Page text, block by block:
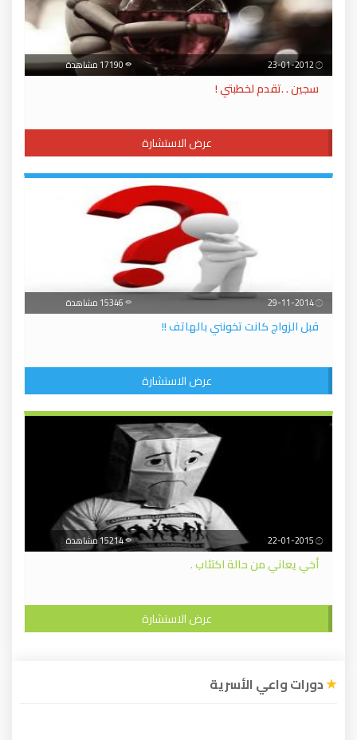
سجين . .تقدم لخطبتي !
عرض الاستشارة
قبل الزواج كانت تخونني بالهاتف !!
عرض الاستشارة
15214 مشاهدة
أخي يعاني من حالة اكتئاب .
عرض الاستشارة
دورات واعي الأسرية